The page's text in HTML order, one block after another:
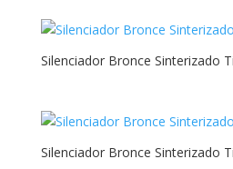
Silenciador Bronce Sinterizado
Silenciador Bronce Sinterizado